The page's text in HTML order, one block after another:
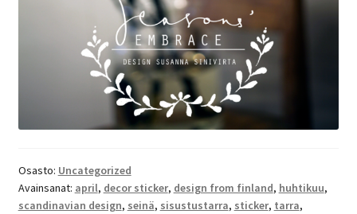
Osasto: Uncategorized
Avainsanat: april, decor sticker, design from finland, huhtikuu,
scandinavian design, seinä, sisustustarra, sticker, tarra,